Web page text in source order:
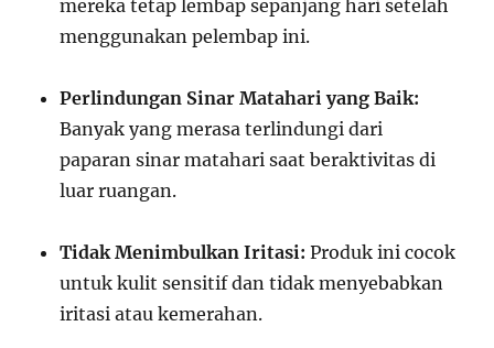
mereka tetap lembap sepanjang hari setelah
menggunakan pelembap ini.
Perlindungan Sinar Matahari yang Baik:
Banyak yang merasa terlindungi dari
paparan sinar matahari saat beraktivitas di
luar ruangan.
Tidak Menimbulkan Iritasi: Produk ini cocok
untuk kulit sensitif dan tidak menyebabkan
iritasi atau kemerahan.